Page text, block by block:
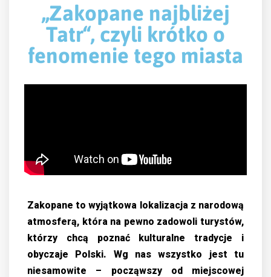
„Zakopane najbliżej
Tatr“, czyli krótko o
fenomenie tego miasta
Zakopane to wyjątkowa lokalizacja z narodową
atmosferą, która na pewno zadowoli turystów,
którzy chcą poznać kulturalne tradycje i
obyczaje Polski. Wg nas wszystko jest tu
niesamowite – począwszy od miejscowej